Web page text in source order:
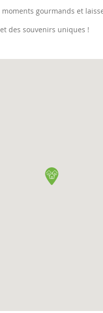
moments gourmands et
des souvenirs uniques !